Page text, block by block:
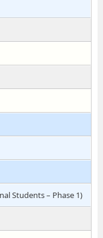
Students – Phase 1)